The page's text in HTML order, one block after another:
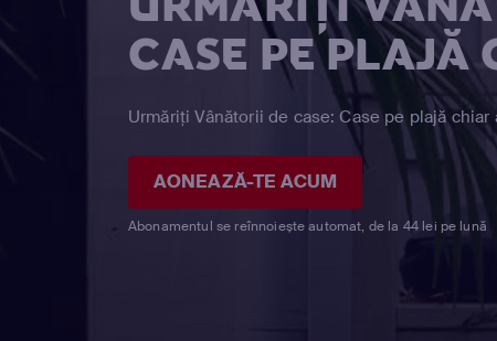
CASE PE PLAJĂ
Urmăriți Vânătorii de case: Case pe plajă
AONEAZĂ-TE ACUM
Abonamentul se reînnoiește automat, de la 44 lei pe lună